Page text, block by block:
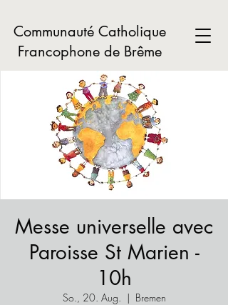
Communauté Catholique
Francophone de Brême
Messe universelle avec
Paroisse St Marien -
10h
So., 20. Aug.
  |
Bremen